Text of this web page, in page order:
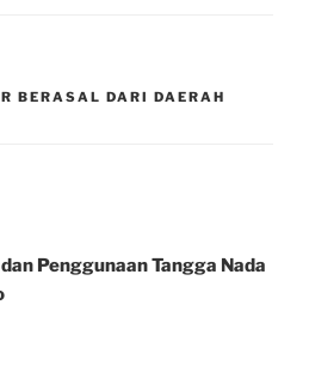
BERASAL DARI DAERAH
Penggunaan Tangga Nada